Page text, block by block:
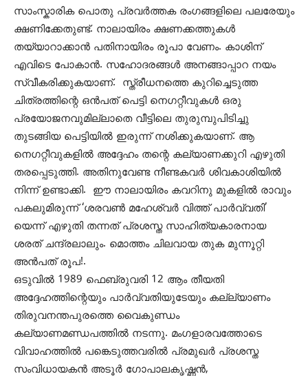
സാംസ്കാരിക പൊതു പ്രവർത്തക രംഗങ്ങളിലെ പലരേയും
ക്ഷണിക്കേതുണ്ട്. നാലായിരം ക്ഷണക്കത്തുകൾ
തയ്യാറാക്കാൻ പതിനായിരം രൂപാ വേണം. കാശിന്
എവിടെ പോകാൻ. സഹോദരങ്ങൾ അനങ്ങാപ്പാറ നയം
സ്വീകരിക്കുകയാണ്. സ്ത്രീധനത്തെ കുറിച്ചെടുത്ത
ചിത്രത്തിന്റെ ഒൻപത് പെട്ടി നെഗറ്റീവുകൾ ഒരു
പ്രയോജനവുമില്ലാതെ വീട്ടിലെ തുരുമ്പുപിടിച്ചു
തുടങ്ങിയ പെട്ടിയിൽ ഇരുന്ന് നശിക്കുകയാണ്. ആ
നെഗറ്റീവുകളിൽ അദ്ദേഹം തന്റെ കല്യാണക്കുറി എഴുതി
തരപ്പെടുത്തി. അതിനുവേണ്ട നീണ്ടകവർ ശിവകാശിയിൽ
നിന്ന് ഉണ്ടാക്കി. ഈ നാലായിരം കവറിനു മുകളിൽ രാവും
പകലുമിരുന്ന് ‘ശരവൺ മഹേശ്വർ വിത്ത് പാർവ്വതി’
യെന്ന് എഴുതി തന്നത് പ്രശസ്ത സാഹിത്യകാരനായ
ശരത് ചന്ദ്രലാലും. മൊത്തം ചിലവായ തുക മുന്നൂറ്റി
അൻപത് രൂപ!.
ഒടുവിൽ 1989 ഫെബ്രുവരി 12 ആം തീയതി
അദ്ദേഹത്തിന്റെയും പാർവ്വതിയുടേയും കല്ല്യാണം
തിരുവനന്തപുരത്തെ വൈകുണ്ഡം
കല്യാണമണ്ഡപത്തിൽ നടന്നു. മംഗളാരവത്തോടെ
വിവാഹത്തിൽ പങ്കെടുത്തവരിൽ പ്രമുഖർ പ്രശസ്ത
സംവിധായകൻ അടൂർ ഗോപാലകൃഷ്ണൻ,